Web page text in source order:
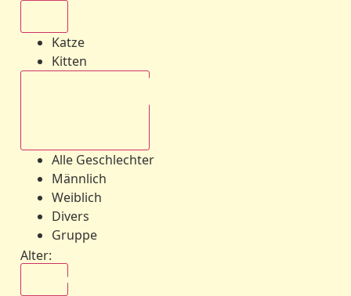
Katze
Kitten
Alle Geschlechter
Männlich
Weiblich
Divers
Gruppe
Alter: